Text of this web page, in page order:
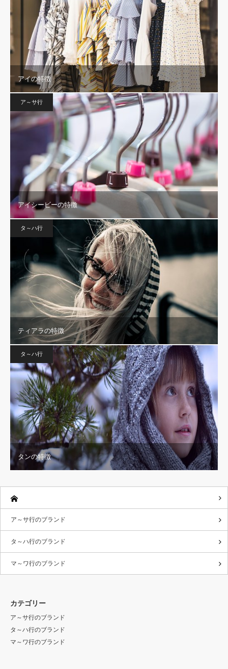
アイの特徴
ア～サ行
アイシービーの特徴
タ～ハ行
ティアラの特徴
タ～ハ行
タンの特徴
ア～サ行のブランド
タ～ハ行のブランド
マ～ワ行のブランド
カテゴリー
ア～サ行のブランド
タ～ハ行のブランド
マ～ワ行のブランド